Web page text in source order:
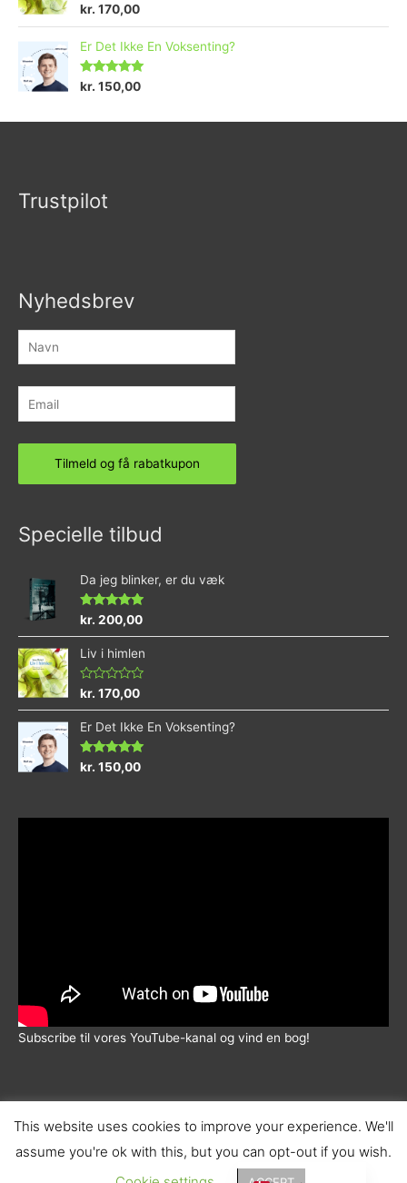
V
r
d
e
r
t
d
kr. 170,00
Er Det Ikke En Voksenting?
Vurderet
ud af 5
kr. 150,00
Trustpilot
Nyhedsbrev
Specielle tilbud
Da jeg blinker, er du væk
Vurderet
ud af 5
kr. 200,00
Liv i himlen
Vurderet
ud
af
5
kr. 170,00
Er Det Ikke En Voksenting?
Vurderet
ud af 5
kr. 150,00
Subscribe til vores YouTube-kanal og vind en bog!
© 2026 |Wadskjær Forlag| info@wadskjaerforlag.dk |
Handelsbetingelser |Fortrolighedspolitik
This website uses cookies to improve your experience. We'll
assume you're ok with this, but you can opt-out if you wish.
English (UK)